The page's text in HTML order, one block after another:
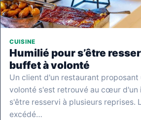
CUISINE
Humilié pour s’être
buffet à volonté
Un client d'un restaurant proposant
volonté s'est retrouvé au cœur d'un
s'être resservi à plusieurs reprises.
excédé…